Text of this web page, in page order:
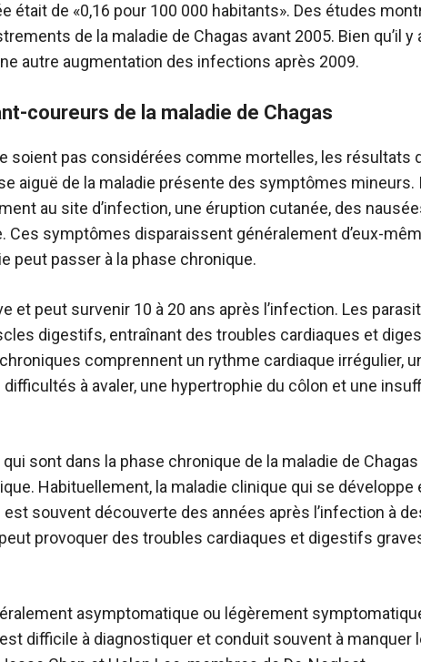
était de «0,16 pour 100 000 habitants». Des études
de la maladie de Chagas avant 2005. Bien qu’il y
autre augmentation des infections après 2009.
coureurs de la maladie de Chagas
soient pas considérées comme mortelles, les résultats
aiguë de la maladie présente des symptômes mineurs.
au site d’infection, une éruption cutanée, des
Ces symptômes disparaissent généralement d’eux-
peut passer à la phase chronique.
et peut survenir 10 à 20 ans après l’infection. Les
digestifs, entraînant des troubles cardiaques et
comprennent un rythme cardiaque irrégulier,
à avaler, une hypertrophie du côlon et une
sont dans la phase chronique de la maladie de
Habituellement, la maladie clinique qui se développe
est souvent découverte des années après l’infection à
provoquer des troubles cardiaques et digestifs
asymptomatique ou légèrement
est difficile à diagnostiquer et conduit souvent à manquer